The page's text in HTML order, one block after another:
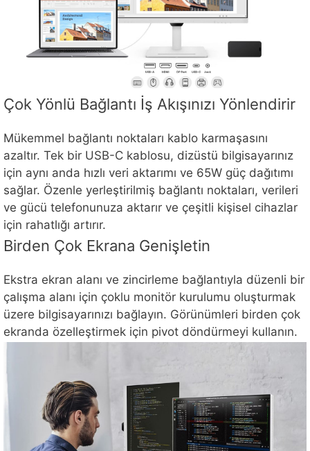
Çok Yönlü Bağlantı İş Akışınızı Yönlendirir
Mükemmel bağlantı noktaları kablo karmaşasını
azaltır. Tek bir USB-C kablosu, dizüstü bilgisayarınız
için aynı anda hızlı veri aktarımı ve 65W güç dağıtımı
sağlar. Özenle yerleştirilmiş bağlantı noktaları, verileri
ve gücü telefonunuza aktarır ve çeşitli kişisel cihazlar
için rahatlığı artırır.
Birden Çok Ekrana Genişletin
Ekstra ekran alanı ve zincirleme bağlantıyla düzenli bir
çalışma alanı için çoklu monitör kurulumu oluşturmak
üzere bilgisayarınızı bağlayın. Görünümleri birden çok
ekranda özelleştirmek için pivot döndürmeyi kullanın.